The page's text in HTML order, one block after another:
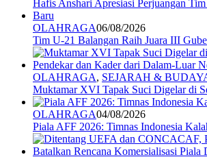
OLAHRAGA06/08/2026
Tim U-21 Balangan Raih Juara III
OLAHRAGA, SEJARAH &
Muktamar XVI Tapak Suci Digelar di
OLAHRAGA04/08/2026
Piala AFF 2026: Timnas Indonesia